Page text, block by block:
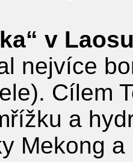
v
nejvíce
Cílem
a
Mekong